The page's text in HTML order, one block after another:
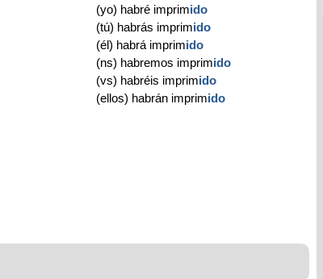
(yo) habré imprimido
(tú) habrás imprimido
(él) habrá imprimido
(ns) habremos imprimido
(vs) habréis imprimido
(ellos) habrán imprimido